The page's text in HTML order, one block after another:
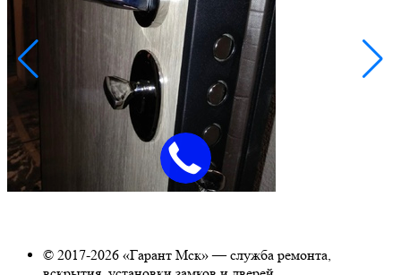
© 2017-2026 «Гарант Мск» — служба ремонта,